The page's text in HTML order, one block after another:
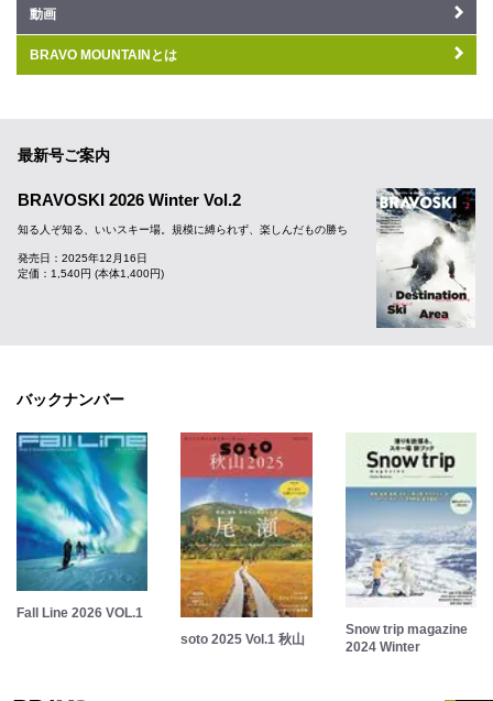
動画
BRAVO MOUNTAINとは
最新号ご案内
BRAVOSKI 2026 Winter Vol.2
知る人ぞ知る、いいスキー場。規模に縛られず、楽しんだもの勝ち
発売日：2025年12月16日
定価：1,540円 (本体1,400円)
バックナンバー
Fall Line 2026 VOL.1
soto 2025 Vol.1 秋山
Snow trip magazine
2024 Winter